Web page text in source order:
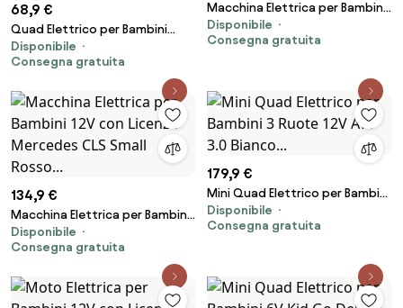
68,9 €
Quad Elettrico per Bambini
Safari 6V con Bauletto
Posteriore Rosso...
Disponibile
Consegna gratuita
Macchina Elettrica per Bambini
12V con Licenza Mercedes CLS
Small Blu...
Disponibile
Consegna gratuita
134,9 €
Macchina Elettrica per Bambini
12V con Licenza Mercedes CLS
Small Rosso...
Disponibile
Consegna gratuita
179,9 €
Mini Quad Elettrico per Bambini
3 Ruote 12V ATV 3.0 Bianco...
Disponibile
Consegna gratuita